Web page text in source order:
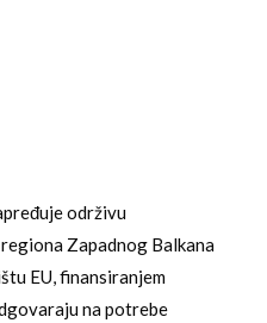
održivu
Zapadnog Balkana
EU, finansiranjem
na potrebe